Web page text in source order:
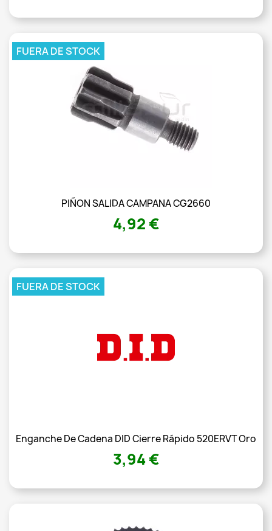
PIÑON SALIDA CAMPANA CG2660
4,92 €
FUERA DE STOCK
Enganche De Cadena DID Cierre Rápido 520ERVT Oro
3,94 €
FUERA DE STOCK